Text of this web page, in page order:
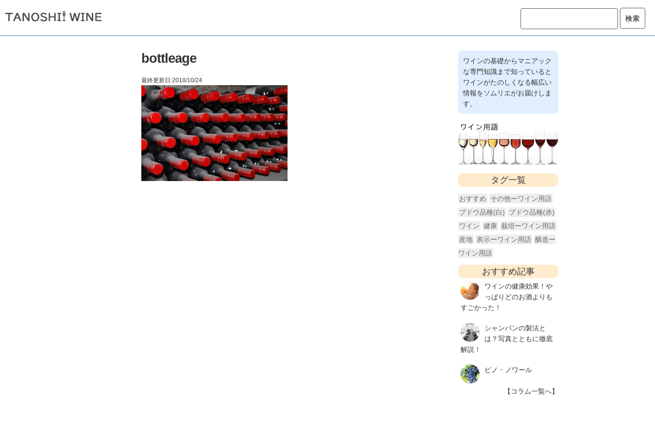
bottleage
最終更新日:2018/10/24
ワインの基礎からマニアック
な専門知識まで知っていると
ワインがたのしくなる幅広い
情報をソムリエがお届けしま
す。
タグ一覧
おすすめ
その他ーワイン用語
ブドウ品種(白)
ブドウ品種(赤)
ワイン 健康 栽培ーワイン用語
産地 表示ーワイン用語 醸造ー
ワイン用語
おすすめ記事
ワインの健康効果！や
っぱりどのお酒よりも
すごかった！
シャンパンの製法と
は？写真とともに徹底
解説！
ピノ・ノワール
【コラム一覧へ】